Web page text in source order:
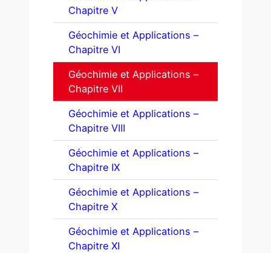
Chapitre V
Géochimie et Applications –
Chapitre VI
Géochimie et Applications –
Chapitre VII
Géochimie et Applications –
Chapitre VIII
Géochimie et Applications –
Chapitre IX
Géochimie et Applications –
Chapitre X
Géochimie et Applications –
Chapitre XI